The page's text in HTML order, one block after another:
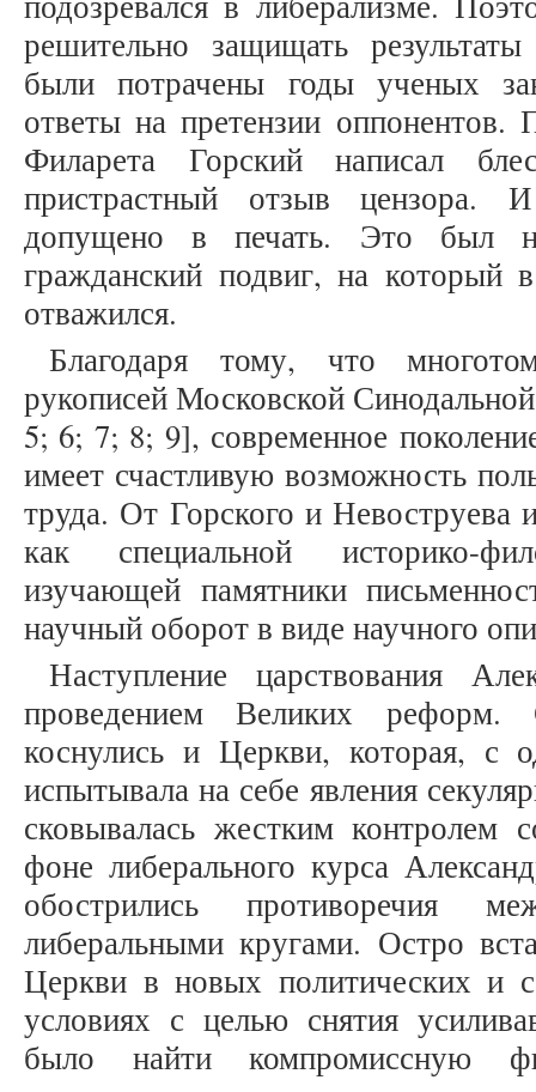
решительно защищать
были потрачены годы ученых
ответы на претензии оппонентов.
Филарета Горский написал
пристрастный отзыв цензора.
допущено в печать. Это был
гражданский подвиг, на
отважился.
Благодаря тому, что
рукописей Московской
5; 6; 7; 8; 9], современное
имеет счастливую возможность
труда. От Горского и Невоструева
как специальной историко-
изучающей памятники
научный оборот в виде научного
Наступление царствования
проведением Великих реформ.
коснулись и Церкви, которая, с
испытывала на себе явления
сковывалась жестким контролем
фоне либерального курса
обострились противоречия
либеральными кругами. Остро
Церкви в новых политических и
условиях с целью снятия
было найти компромиссную